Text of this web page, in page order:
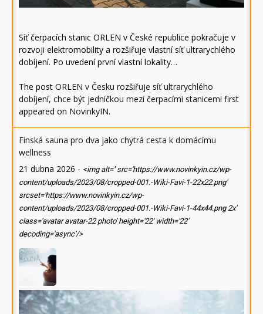
Síť čerpacích stanic ORLEN v České republice pokračuje v
rozvoji elektromobility a rozšiřuje vlastní síť ultrarychlého
dobíjení. Po uvedení první vlastní lokality…
The post ORLEN v Česku rozšiřuje síť ultrarychlého
dobíjení, chce být jedničkou mezi čerpacími stanicemi first
appeared on NovinkyIN.
Finská sauna pro dva jako chytrá cesta k domácímu
wellness
21 dubna 2026 - <img alt='' src='https://www.novinkyin.cz/wp-
content/uploads/2023/08/cropped-001.-Wiki-Favi-1-22x22.png'
srcset='https://www.novinkyin.cz/wp-
content/uploads/2023/08/cropped-001.-Wiki-Favi-1-44x44.png 2x'
class='avatar avatar-22 photo' height='22' width='22'
decoding='async'/>